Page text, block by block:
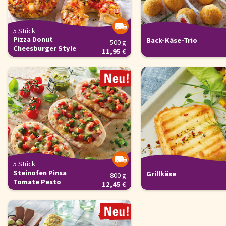
5 Stück
Pizza Donut
Cheesburger Style
500 g
11,95 €
Back-Käse-Trio
5 Stück
Steinofen Pinsa
Tomate Pesto
800 g
12,45 €
Grillkäse